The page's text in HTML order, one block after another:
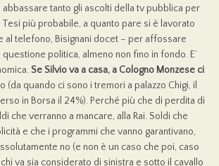
tanto gli ascolti della tv pubblica per
più probabile, a quanto pare si è lavorato
al telefono, Bisignani docet – per affossare
questione politica, almeno non fino in fondo. E’
Se Silvio va a casa, a Cologno Monzese ci
(da quando ci sono i tremori a palazzo Chigi, il
in Borsa il 24%). Perché più che di perdita di
che verranno a mancare, alla Rai. Soldi che
e che i programmi che vanno garantivano,
no (e non è un caso che poi, caso
va sia considerato di sinistra e sotto il cavallo